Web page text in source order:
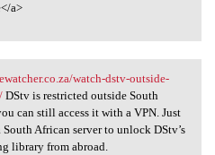
a>
watch-dstv-outside-
DStv is restricted outside South
can still access it with a VPN. Just
African server to unlock DStv’s
library from abroad.